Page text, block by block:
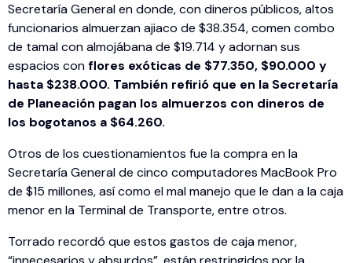
Secretaría General en donde, con dineros públicos, altos
funcionarios almuerzan ajiaco de $38.354, comen combo
de tamal con almojábana de $19.714 y adornan sus
espacios conflores exóticas de $77.350, $90.000 y
hasta $238.000. También refirió que en la Secretaría
de Planeación pagan los almuerzos con dineros de
los bogotanos a $64.260.
Otros de los cuestionamientos fue la compra en la
Secretaría General de cinco computadores MacBook Pro
de $15 millones, así como el mal manejo que le dan a la caja
menor en la Terminal de Transporte, entre otros.
Torrado recordó que estos gastos de caja menor,